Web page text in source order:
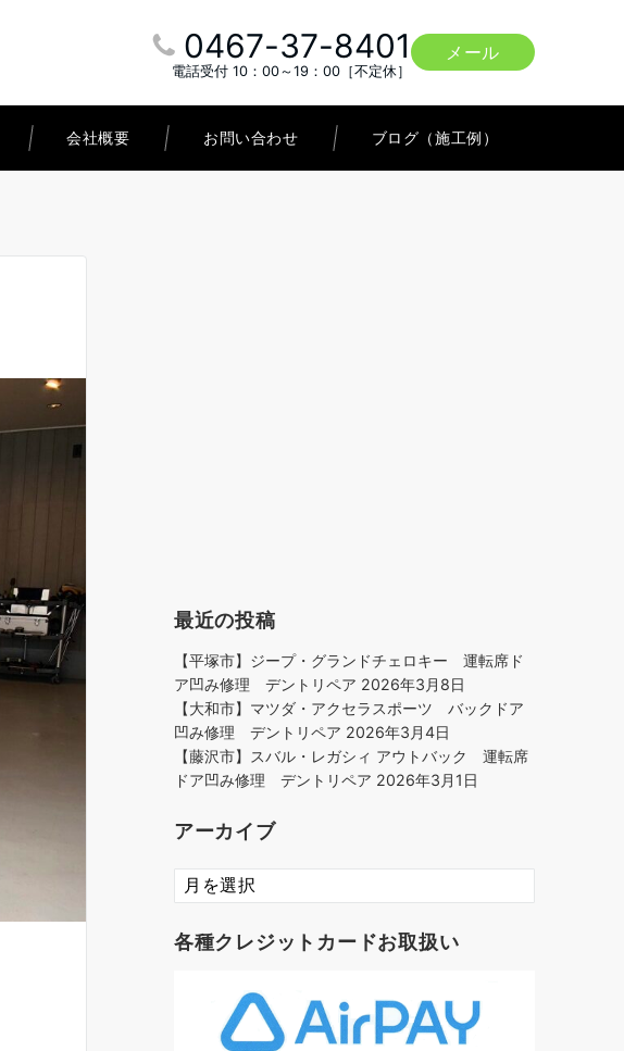
0467-37-8401
電話受付 10：00～19：00［不定休］
メール
会社概要 お問い合わせ ブログ（施工例）
最近の投稿
【平塚市】ジープ・グランドチェロキー 運転席ド
ア凹み修理 デントリペア 2026年3月8日
【大和市】マツダ・アクセラスポーツ バックドア
凹み修理 デントリペア 2026年3月4日
【藤沢市】スバル・レガシィ アウトバック 運転席
ドア凹み修理 デントリペア 2026年3月1日
アーカイブ
ア
ー
イ
各種クレジットカードお取扱い